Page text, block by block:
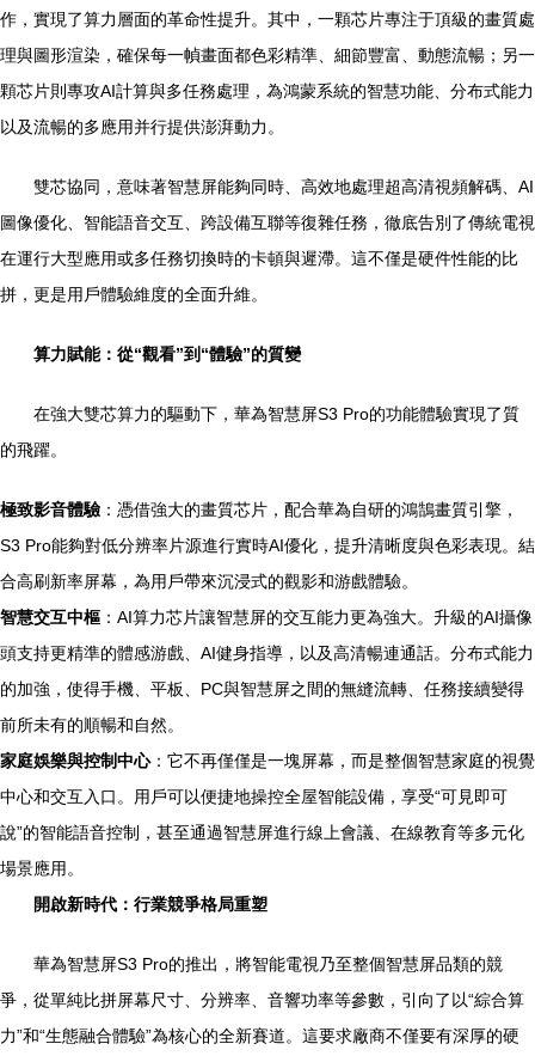
作，實現了算力層面的革命性提升。其中，一顆芯片專注于頂級的畫質處
理與圖形渲染，確保每一幀畫面都色彩精準、細節豐富、動態流暢；另一
顆芯片則專攻AI計算與多任務處理，為鴻蒙系統的智慧功能、分布式能力
以及流暢的多應用并行提供澎湃動力。
雙芯協同，意味著智慧屏能夠同時、高效地處理超高清視頻解碼、AI
圖像優化、智能語音交互、跨設備互聯等復雜任務，徹底告別了傳統電視
在運行大型應用或多任務切換時的卡頓與遲滯。這不僅是硬件性能的比
拼，更是用戶體驗維度的全面升維。
算力賦能：從“觀看”到“體驗”的質變
在強大雙芯算力的驅動下，華為智慧屏S3 Pro的功能體驗實現了質
的飛躍。
極致影音體驗 ：憑借強大的畫質芯片，配合華為自研的鴻鵠畫質引擎，
S3 Pro能夠對低分辨率片源進行實時AI優化，提升清晰度與色彩表現。結
合高刷新率屏幕，為用戶帶來沉浸式的觀影和游戲體驗。
智慧交互中樞 ：AI算力芯片讓智慧屏的交互能力更為強大。升級的AI攝像
頭支持更精準的體感游戲、AI健身指導，以及高清暢連通話。分布式能力
的加強，使得手機、平板、PC與智慧屏之間的無縫流轉、任務接續變得
前所未有的順暢和自然。
家庭娛樂與控制中心：它不再僅僅是一塊屏幕，而是整個智慧家庭的視覺
中心和交互入口。用戶可以便捷地操控全屋智能設備，享受“可見即可
說”的智能語音控制，甚至通過智慧屏進行線上會議、在線教育等多元化
場景應用。
開啟新時代：行業競爭格局重塑
華為智慧屏S3 Pro的推出，將智能電視乃至整個智慧屏品類的競
爭，從單純比拼屏幕尺寸、分辨率、音響功率等參數，引向了以“綜合算
力”和“生態融合體驗”為核心的全新賽道。這要求廠商不僅要有深厚的硬